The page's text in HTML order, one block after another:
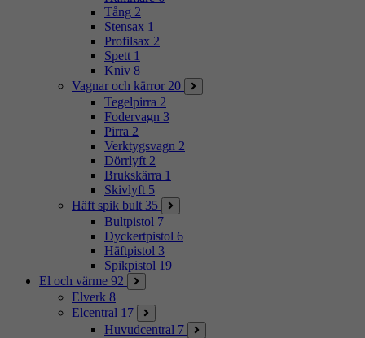
Tång 2
Stensax 1
Profilsax 2
Spett 1
Kniv 8
Vagnar och kärror 20
Tegelpirra 2
Fodervagn 3
Pirra 2
Verktygsvagn 2
Dörrlyft 2
Brukskärra 1
Skivlyft 5
Häft spik bult 35
Bultpistol 7
Dyckertpistol 6
Häftpistol 3
Spikpistol 19
El och värme 92
Elverk 8
Elcentral 17
Huvudcentral 7